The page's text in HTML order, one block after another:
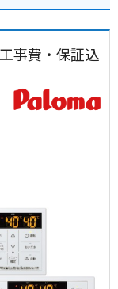
事費・保証込